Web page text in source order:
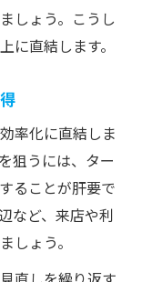
しょう。こうし
に直結します。
率化に直結しま
狙うには、ター
ることが肝要で
など、来店や利
しょう。